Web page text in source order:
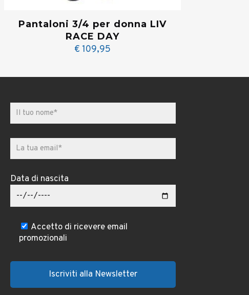
Pantaloni 3/4 per donna LIV
RACE DAY
€ 109,95
Data di nascita
Accetto di ricevere email
promozionali